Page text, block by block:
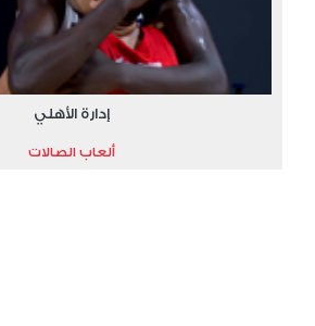
إدارة الأهلي
ألعاب الصالات